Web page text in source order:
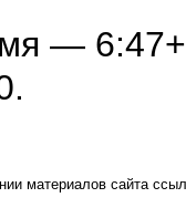
—
материалов сайта